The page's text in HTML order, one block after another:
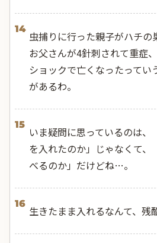
14
虫捕りに行った親子がハチの
お父さんが4針刺されて重症
ショックで亡くなったってい
があるわ。
15
いま疑問に思っているのは、
を入れたのか」じゃなくて、
べるのか」だけどね…。
16
生きたまま入れるなんて、残